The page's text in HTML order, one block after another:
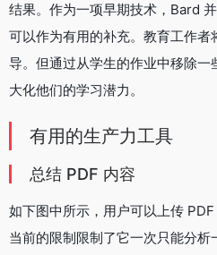
结果。作为一项早期技术，Bard
可以作为有用的补充。教育工作
导。但通过从学生的作业中移除
大化他们的学习潜力。
有用的生产力工具
总结 PDF 内容
如下图中所示，用户可以上传
当前的限制限制了它一次只能分析